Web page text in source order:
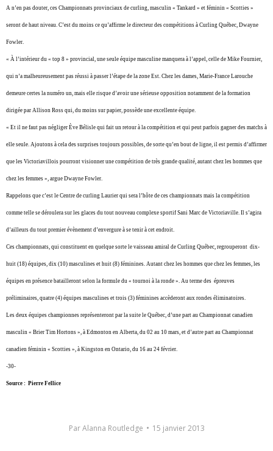
A n’en pas douter, ces Championnats provinciaux de curling, masculin « Tankard » et féminin « Scotties »
seront de haut niveau. C’est du moins ce qu’affirme le directeur des compétitions à Curling Québec, Dwayne
Fowler.
« À l’intérieur du « top 8 » provincial, une seule équipe masculine manquera à l’appel, celle de Mike Fournier,
qui n’a malheureusement pas réussi à passer l’étape de la zone Est. Chez les dames, Marie-France Larouche
demeure certes la numéro un, mais elle risque d’avoir une sérieuse opposition notamment de la formation
dirigée par Allison Ross qui, du moins sur papier, possède une excellente équipe.
« Et il ne faut pas négliger Ève Bélisle qui fait un retour à la compétition et qui peut parfois gagner des matchs à
elle seule. Ajoutons à cela des surprises toujours possibles, de sorte qu’en bout de ligne, il est permis d’affirmer
que les Victoriavillois pourront visionner une compétition de très grande qualité, autant chez les hommes que
chez les femmes », argue Dwayne Fowler.
Rappelons que c’est le Centre de curling Laurier qui sera l’hôte de ces championnats mais la compétition
comme telle se déroulera sur les glaces du tout nouveau complexe sportif Sani Marc de Victoriaville. Il s’agira
d’ailleurs du tout premier évènement d’envergure à se tenir à cet endroit.
Ces championnats, qui constituent en quelque sorte le vaisseau amiral de Curling Québec, regrouperont dix-
huit (18) équipes, dix (10) masculines et huit (8) féminines. Autant chez les hommes que chez les femmes, les
équipes en présence batailleront selon la formule du « tournoi à la ronde ». Au terme des épreuves
préliminaires, quatre (4) équipes masculines et trois (3) féminines accèderont aux rondes éliminatoires.
Les deux équipes championnes représenteront par la suite le Québec, d’une part au Championnat canadien
masculin « Brier Tim Hortons », à Edmonton en Alberta, du 02 au 10 mars, et d’autre part au Championnat
canadien féminin « Scotties », à Kingston en Ontario, du 16 au 24 février.
-30-
Source : Pierre Fellice
ParAlanna Routledge 15 janvier 2013